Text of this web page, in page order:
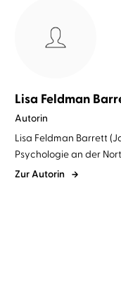
Lisa Feldman
Autorin
Lisa Feldman Barrett
Psychologie an der
Zur Autorin